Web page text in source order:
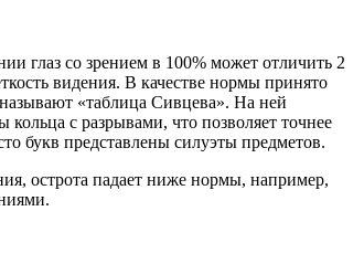
глаз со зрением в 100% может отличить 2
видения. В качестве нормы принято
«таблица Сивцева». На ней
с разрывами, что позволяет точнее
букв представлены силуэты предметов.
острота падает ниже нормы, например,